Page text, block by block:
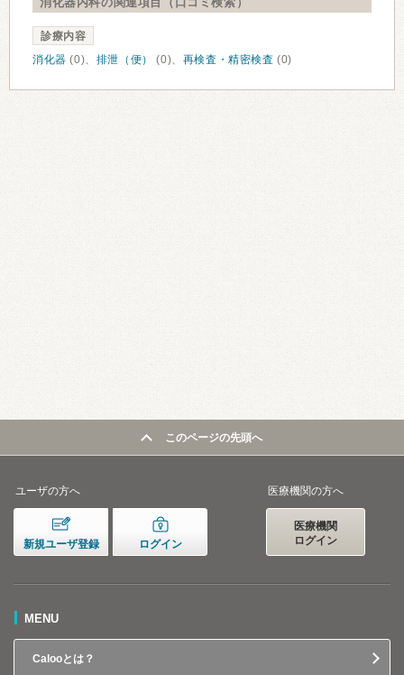
診療内容
消化器 (0)、 排泄（便） (0)、 再検査・精密検査 (0)
このページの先頭へ
ユーザの方へ
新規ユーザ登録 ログイン
医療機関の方へ
医療機関
ログイン
MENU
Calooとは？